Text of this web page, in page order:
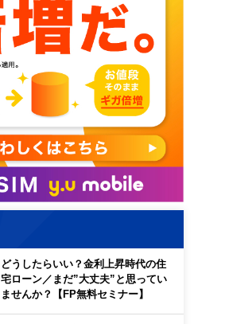
どうしたらいい？金利上昇時代の住
宅ローン／まだ”大丈夫”と思ってい
ませんか？【FP無料セミナー】